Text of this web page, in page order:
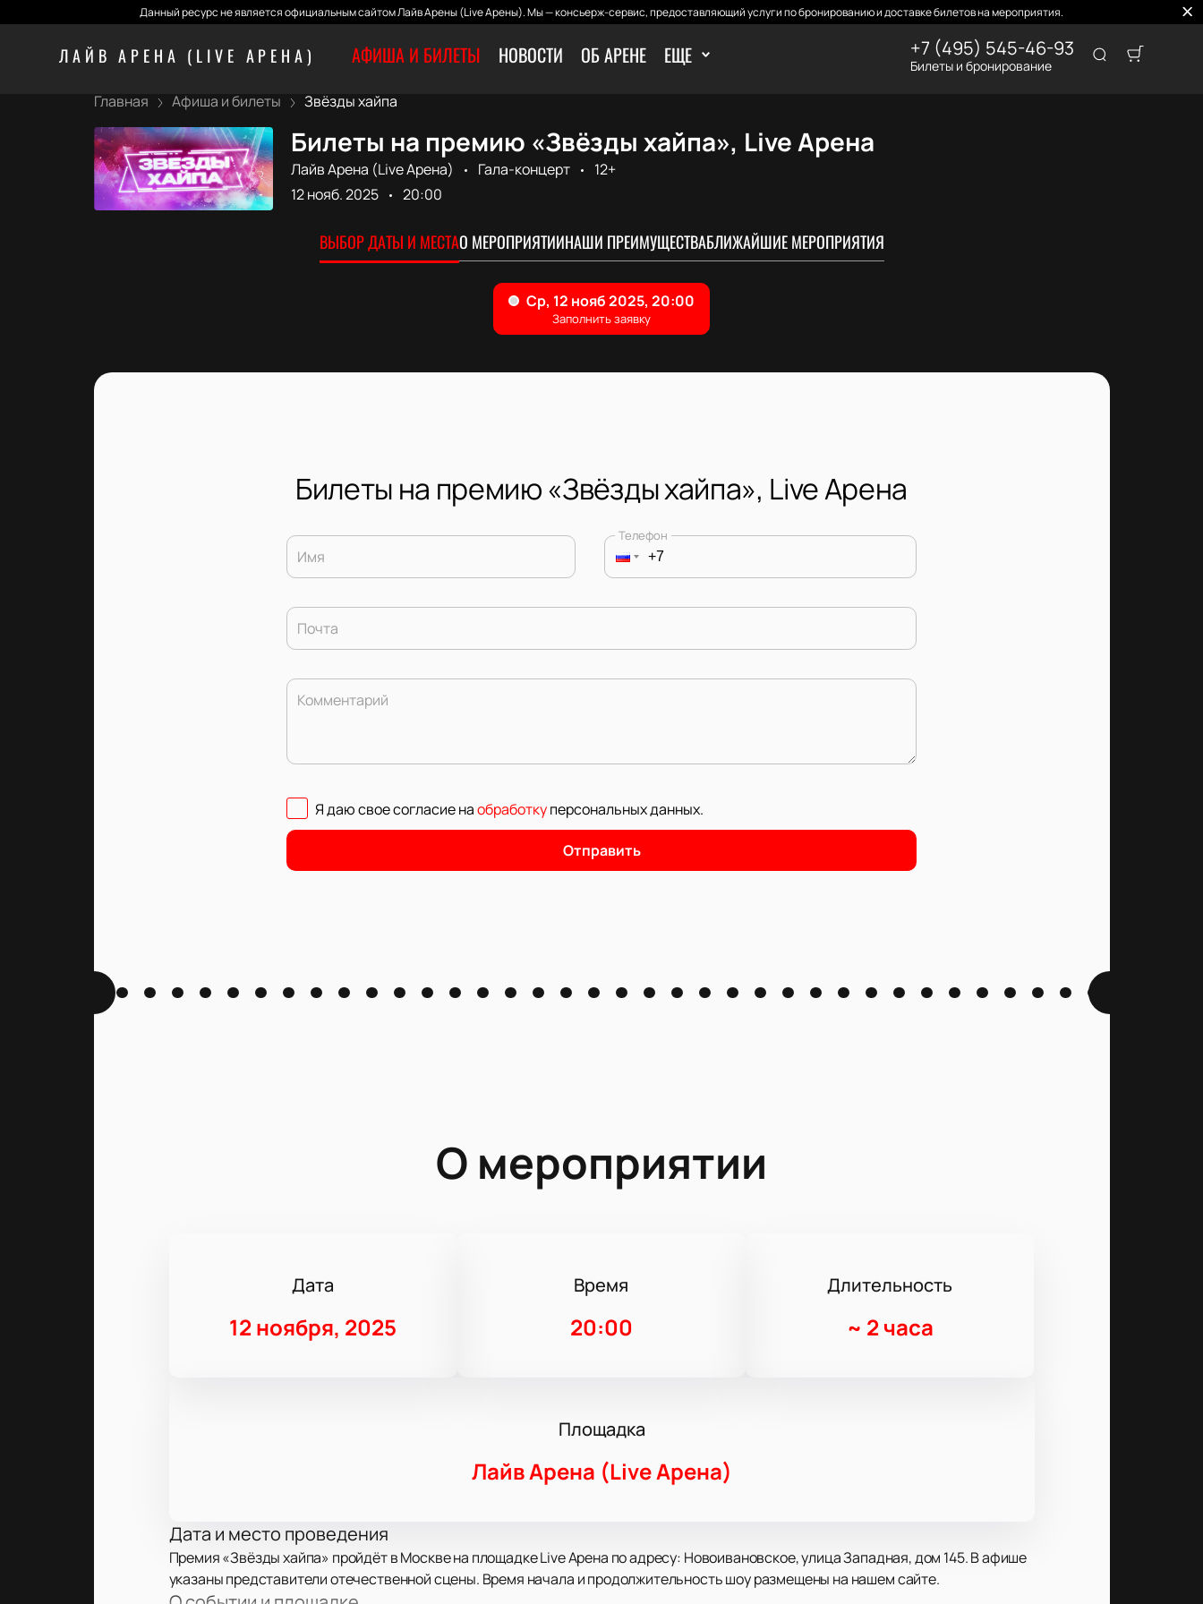
Данный ресурс не является официальным сайтом Лайв Арены (Live Арены). Мы — консьерж-сервис, предоставляющий услуги по бронированию и доставке билетов на мероприятия.
ЛАЙВ АРЕНА (LIVE АРЕНА) АФИША И БИЛЕТЫ НОВОСТИ ОБ АРЕНЕ ЕЩЕ +7 (495) 545-46-93
Билеты и бронирование
Главная Афиша и билеты Звёзды хайпа
Билеты на премию «Звёзды хайпа», Live Арена
Лайв Арена (Live Арена) Гала-концерт
12+
12 нояб. 2025
20:00
ВЫБОР ДАТЫ И МЕСТАО МЕРОПРИЯТИИНАШИ ПРЕИМУЩЕСТВАБЛИЖАЙШИЕ МЕРОПРИЯТИЯ
Билеты на премию «Звёзды хайпа», Live Арена
Имя
Телефон
Почта
Комментарий
Я даю свое согласие наобработкуперсональных данных.
Отправить
О мероприятии
Дата
12 ноября, 2025
Время
20:00
Длительность
~ 2 часа
Площадка
Лайв Арена (Live Арена)
Дата и место проведения
Премия «Звёзды хайпа» пройдёт в Москве на площадке Live Арена по адресу: Новоивановское, улица Западная, дом 145. В афише
указаны представители отечественной сцены. Время начала и продолжительность шоу размещены на нашем сайте.